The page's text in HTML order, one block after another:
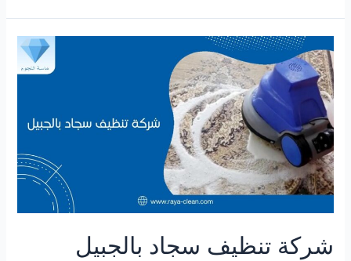
بالجبيل
شركة تنظيف سجاد بالجبيل